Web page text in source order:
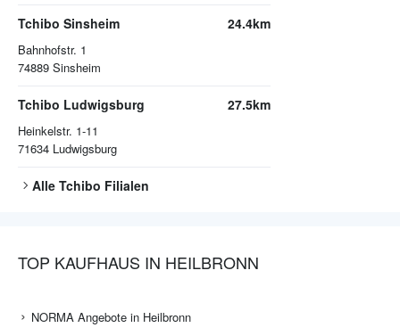
Tchibo Sinsheim
Bahnhofstr. 1
74889 Sinsheim
24.4km
Tchibo Ludwigsburg
Heinkelstr. 1-11
71634 Ludwigsburg
27.5km
Alle Tchibo Filialen
TOP KAUFHAUS IN HEILBRONN
NORMA Angebote in Heilbronn